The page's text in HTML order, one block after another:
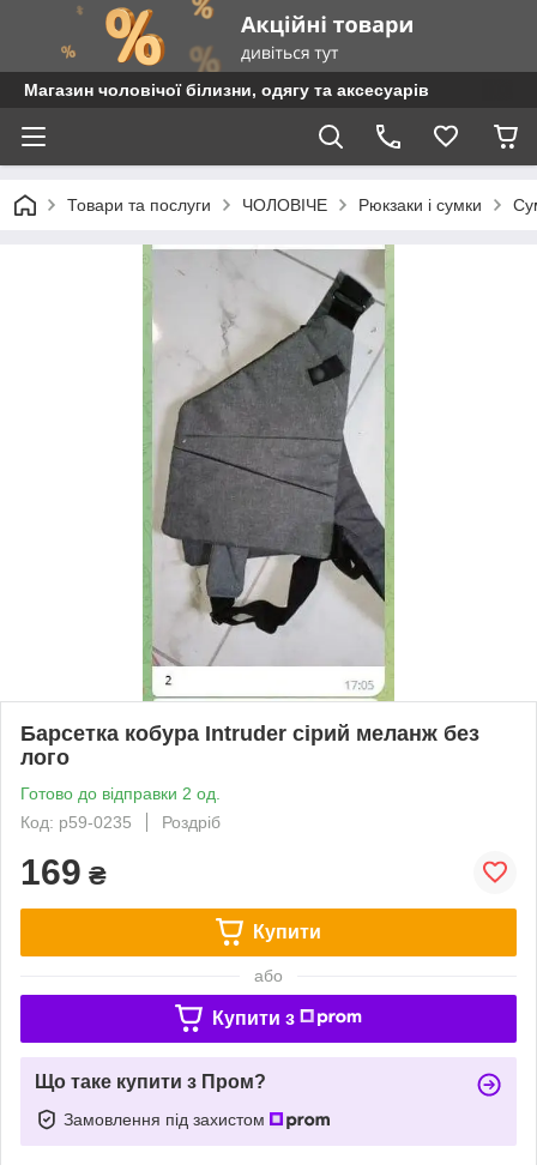
Магазин чоловічої білизни, одягу та аксесуарів
Товари та послуги ЧОЛОВІЧЕ Рюкзаки і сумки
Барсетка кобура Intruder сірий меланж без
лого
Готово до відправки 2 од.
Код: p59-0235
Роздріб
169 ₴
Купити
або
Купити з
Що таке купити з Пром?
Замовлення під захистом